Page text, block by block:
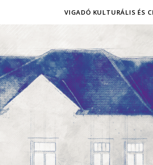
VIGADÓ KULTURÁLIS ÉS